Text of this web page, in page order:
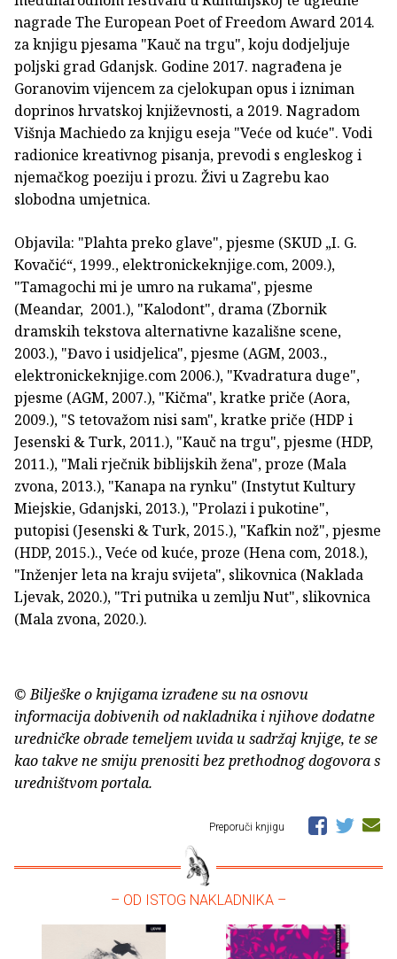
nagrade The European Poet of Freedom Award 2014.
za knjigu pjesama "Kauč na trgu", koju dodjeljuje
poljski grad Gdanjsk. Godine 2017. nagrađena je
Goranovim vijencem za cjelokupan opus i izniman
doprinos hrvatskoj književnosti, a 2019. Nagradom
Višnja Machiedo za knjigu eseja "Veće od kuće". Vodi
radionice kreativnog pisanja, prevodi s engleskog i
njemačkog poeziju i prozu. Živi u Zagrebu kao
slobodna umjetnica.
Objavila: "Plahta preko glave", pjesme (SKUD „I. G.
Kovačić“, 1999., elektronickeknjige.com, 2009.),
"Tamagochi mi je umro na rukama", pjesme
(Meandar, 2001.), "Kalodont", drama (Zbornik
dramskih tekstova alternativne kazališne scene,
2003.), "Đavo i usidjelica", pjesme (AGM, 2003.,
elektronickeknjige.com 2006.), "Kvadratura duge",
pjesme (AGM, 2007.), "Kičma", kratke priče (Aora,
2009.), "S tetovažom nisi sam", kratke priče (HDP i
Jesenski & Turk, 2011.), "Kauč na trgu", pjesme (HDP,
2011.), "Mali rječnik biblijskih žena", proze (Mala
zvona, 2013.), "Kanapa na rynku" (Instytut Kultury
Miejskie, Gdanjski, 2013.), "Prolazi i pukotine",
putopisi (Jesenski & Turk, 2015.), "Kafkin nož", pjesme
(HDP, 2015.)., Veće od kuće, proze (Hena com, 2018.),
"Inženjer leta na kraju svijeta", slikovnica (Naklada
Ljevak, 2020.), "Tri putnika u zemlju Nut", slikovnica
(Mala zvona, 2020.).
© Bilješke o knjigama izrađene su na osnovu
informacija dobivenih od nakladnika i njihove dodatne
uredničke obrade temeljem uvida u sadržaj knjige, te se
kao takve ne smiju prenositi bez prethodnog dogovora s
uredništvom portala.
Preporuči knjigu
– OD ISTOG NAKLADNIKA –